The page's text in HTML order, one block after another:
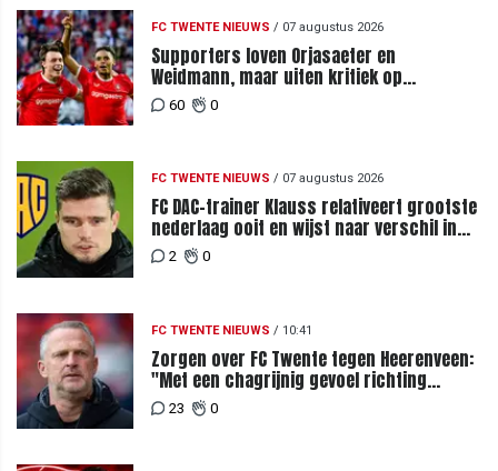
FC TWENTE NIEUWS / 07 augustus 2026
Supporters loven Orjasaeter en
Weidmann, maar uiten kritiek op
Weghorst na ruime zege op FC DAC
60 0
FC TWENTE NIEUWS / 07 augustus 2026
FC DAC-trainer Klauss relativeert grootste
nederlaag ooit en wijst naar verschil in
selectiewaarden
2 0
FC TWENTE NIEUWS / 10:41
Zorgen over FC Twente tegen Heerenveen:
"Met een chagrijnig gevoel richting
Slowakije"
23 0